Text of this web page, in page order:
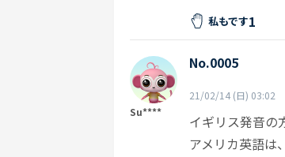
私もです1
Su****
No.0005
21/02/14 (日) 03:02
イギリス発音の
アメリカ英語は